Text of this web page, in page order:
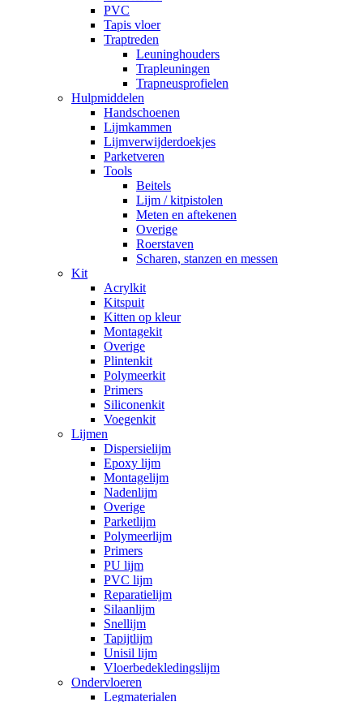
PVC
Tapis vloer
Traptreden
Leuninghouders
Trapleuningen
Trapneusprofielen
Hulpmiddelen
Handschoenen
Lijmkammen
Lijmverwijderdoekjes
Parketveren
Tools
Beitels
Lijm / kitpistolen
Meten en aftekenen
Overige
Roerstaven
Scharen, stanzen en messen
Kit
Acrylkit
Kitspuit
Kitten op kleur
Montagekit
Overige
Plintenkit
Polymeerkit
Primers
Siliconenkit
Voegenkit
Lijmen
Dispersielijm
Epoxy lijm
Montagelijm
Nadenlijm
Overige
Parketlijm
Polymeerlijm
Primers
PU lijm
PVC lijm
Reparatielijm
Silaanlijm
Snellijm
Tapijtlijm
Unisil lijm
Vloerbedekledingslijm
Ondervloeren
Legmaterialen